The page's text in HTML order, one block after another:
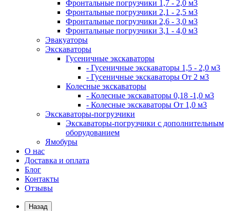
Фронтальные погрузчики 1,7 - 2,0 м3
Фронтальные погрузчики 2,1 - 2,5 м3
Фронтальные погрузчики 2,6 - 3,0 м3
Фронтальные погрузчики 3,1 - 4,0 м3
Эвакуаторы
Экскаваторы
Гусеничные экскаваторы
- Гусеничные экскаваторы 1,5 - 2,0 м3
- Гусеничные экскаваторы От 2 м3
Колесные экскаваторы
- Колесные экскаваторы 0,18 -1,0 м3
- Колесные экскаваторы От 1,0 м3
Экскаваторы-погрузчики
Экскаваторы-погрузчики с дополнительным
оборудованием
Ямобуры
О нас
Доставка и оплата
Блог
Контакты
Отзывы
Назад